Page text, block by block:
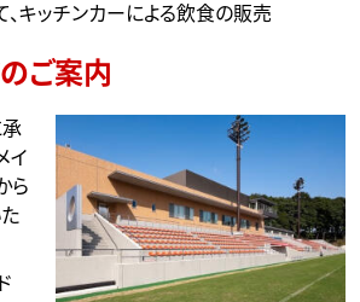
、キッチンカーによる飲食の販売
ご案内
イ
ら